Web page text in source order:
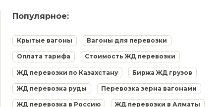
Популярное:
Крытые вагоны Вагоны для перевозки
Оплата тарифа Стоимость ЖД перевозки
ЖД перевозки по Казахстану Биржа ЖД грузов
ЖД перевозка руды Перевозка зерна вагонами
ЖД перевозка в Россию ЖД перевозки в Алматы